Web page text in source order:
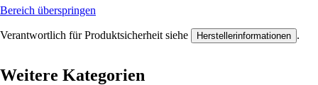
Bereich überspringen
Verantwortlich für Produktsicherheit siehe Herstellerinformationen .
Weitere Kategorien